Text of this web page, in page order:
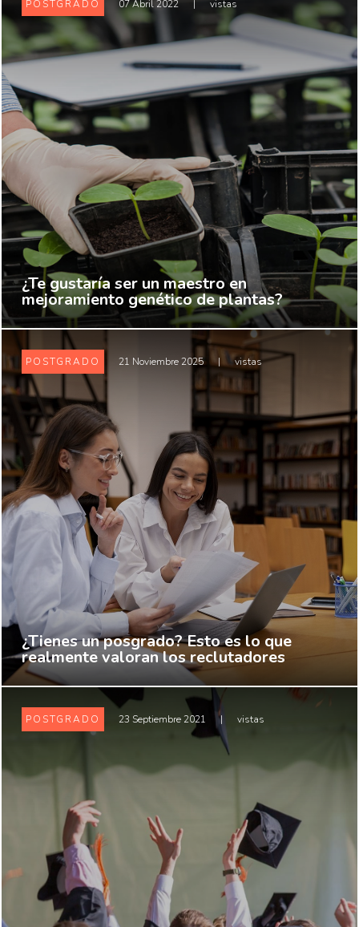
POSTGRADO 07 Abril 2022 vistas
¿Te gustaría ser un maestro en
mejoramiento genético de plantas?
POSTGRADO 21 Noviembre 2025 | vistas
¿Tienes un posgrado? Esto es lo que
realmente valoran los reclutadores
POSTGRADO 23 Septiembre 2021 | vistas